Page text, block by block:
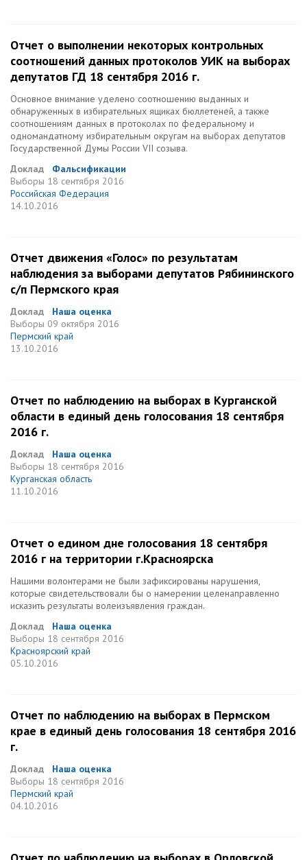
Отчет о выполнении некоторых контрольных
соотношений данных протоколов УИК на выборах
депутатов ГД 18 сентября 2016 г.
Основное внимание уделено соотношению выданных и
обнаруженных в избирательных ящиках бюллетеней, а также
соотношениям данных в протоколах по федеральному и
одномандатному избирательным округам на выборах депутатов
Государственной Думы России VII созыва.
Доклад
Фальсификации
Выборы 18 сентября 2016
Российская Федерация
14.10.2016
Отчет движения «Голос» по результатам
наблюдения за выборами депутатов Рябининского
с/п Пермского края
Доклад
Наша оценка
Выборы 09 октября 2016
Пермский край
13.10.2016
Отчет по наблюдению на выборах в Курганской
области в единый день голосования 18 сентября
2016 г.
Доклад
Наша оценка
Выборы 18 сентября 2016
Курганская область
11.10.2016
Отчет о едином дне голосования 18 сентября
2016 г на территории г.Красноярска
Нашими волонтерами не были зафиксированы нарушения,
которые свидетельствовали бы о намерении целенаправленно
исказить результаты волеизъявления граждан.
Доклад
Наша оценка
Выборы 18 сентября 2016
Красноярский край
05.10.2016
Отчет по наблюдению на выборах в Пермском
крае в единый день голосования 18 сентября 2016
г.
Доклад
Наша оценка
Выборы 18 сентября 2016
Пермский край
04.10.2016